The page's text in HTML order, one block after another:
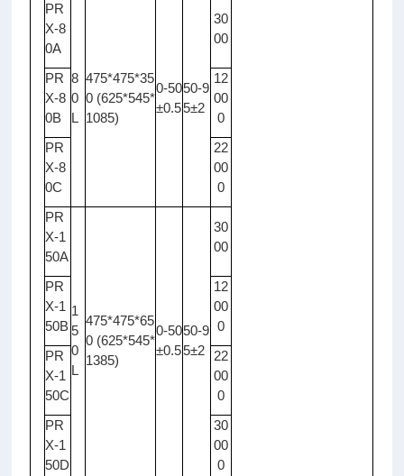
PR
X-8
0A
8
0
L
475*475*35
0 (625*545*
1085)
0-50
±0.5
50-9
5±2
30
00
PR
X-8
0B
12
00
0
PR
X-8
0C
22
00
0
PR
X-1
50A
1
5
0
L
475*475*65
0 (625*545*
1385)
0-50
±0.5
50-9
5±2
30
00
PR
X-1
50B
12
00
0
PR
X-1
50C
22
00
0
PR
X-1
50D
30
00
0